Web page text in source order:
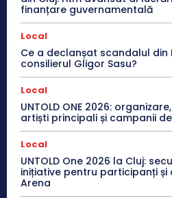
finanțare guvernamentală
Local
Ce a declanșat scandalul din
consilierul Gligor Sasu?
Local
UNTOLD ONE 2026:
artiști principali și campanii
Local
UNTOLD One 2026 la Cluj:
inițiative pentru participanți
Arena